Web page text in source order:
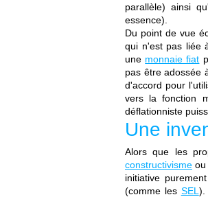
parallèle) ainsi
essence).
Du point de vue
qui n'est pas liée
une monnaie fiat
pas être adossée
d'accord pour
vers la fonction
déflationniste
Une
Alors que les
constructivisme ou
initiative
(comme les SEL ).